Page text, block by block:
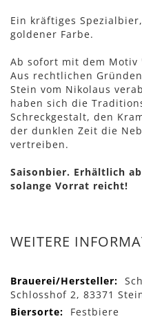
Ein kräftiges
goldener Farbe.
Ab sofort mit dem Motiv
Aus rechtlichen
Stein vom Nikolaus
haben sich die
Schreckgestalt, den
der dunklen Zeit die
vertreiben.
Saisonbier. Erhältlich
solange Vorrat reicht!
WEITERE
Mehr
Informationen
Schlosshof 2, 83371
Festbiere